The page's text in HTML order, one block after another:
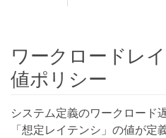
ワークロードレ
値ポリシー
システム定義のワークロード
「想定レイテンシ」の値が